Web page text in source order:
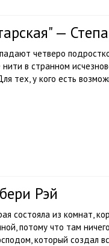
—
четверо
в странном
тех, у кого есть
Рэй
состояла из комнат,
потому что там
который создал